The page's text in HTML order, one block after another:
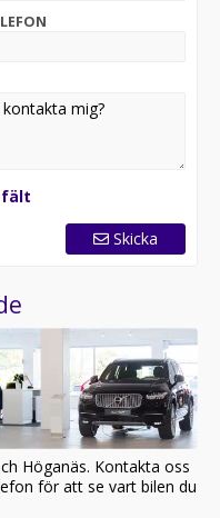
prestanda,
byggd för framtiden.
skräddarsyr en offert
fält
Skicka
Höganäs. Kontakta oss
för att se vart bilen du